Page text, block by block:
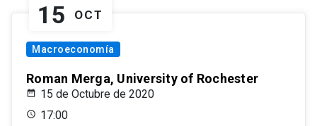
15 OCT
Macroeconomía
Roman Merga, University of Rochester
15 de Octubre de 2020
17:00